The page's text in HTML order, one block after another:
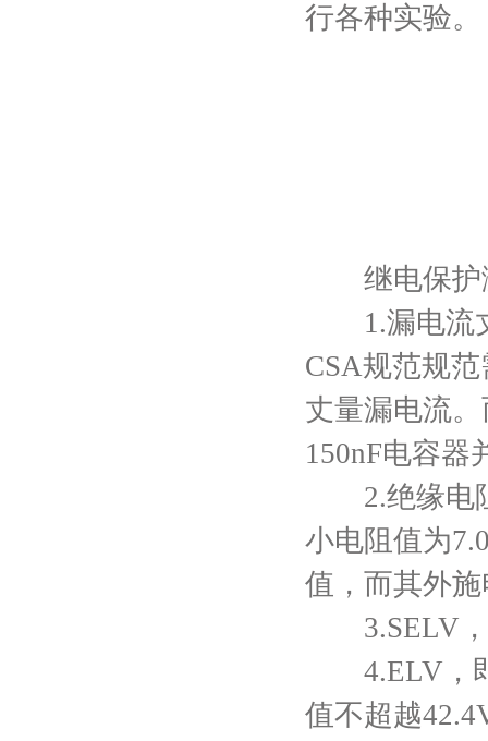
行各种实验。
继电保护
1.漏电流丈
CSA规范规
丈量漏电流
150nF电容器
2.绝缘电阻
小电阻值为
值，而其外施
3.SELV，
4.ELV，即
值不超越